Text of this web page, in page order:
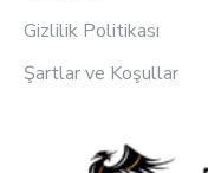
Gizlilik Politikası
Şartlar ve Koşullar